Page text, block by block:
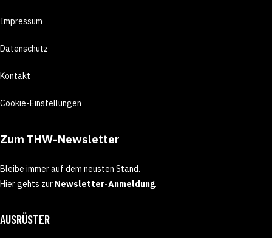
Impressum
Datenschutz
Kontakt
Cookie-Einstellungen
Zum THW-Newsletter
Bleibe immer auf dem neusten Stand.
Hier gehts zur Newsletter-Anmeldung.
AUSRÜSTER